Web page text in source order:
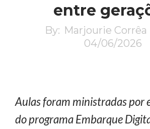
entre
By: Marjourie Corrêa
04/06/2026
Aulas foram ministradas por
do programa Embarque